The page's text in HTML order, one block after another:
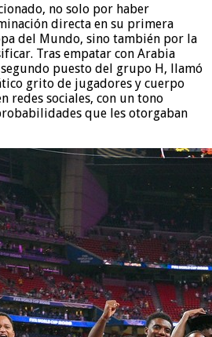
no solo por haber
directa en su primera
del Mundo, sino también por la
Tras empatar con Arabia
puesto del grupo H, llamó
grito de jugadores y cuerpo
redes sociales, con un tono
que les otorgaban